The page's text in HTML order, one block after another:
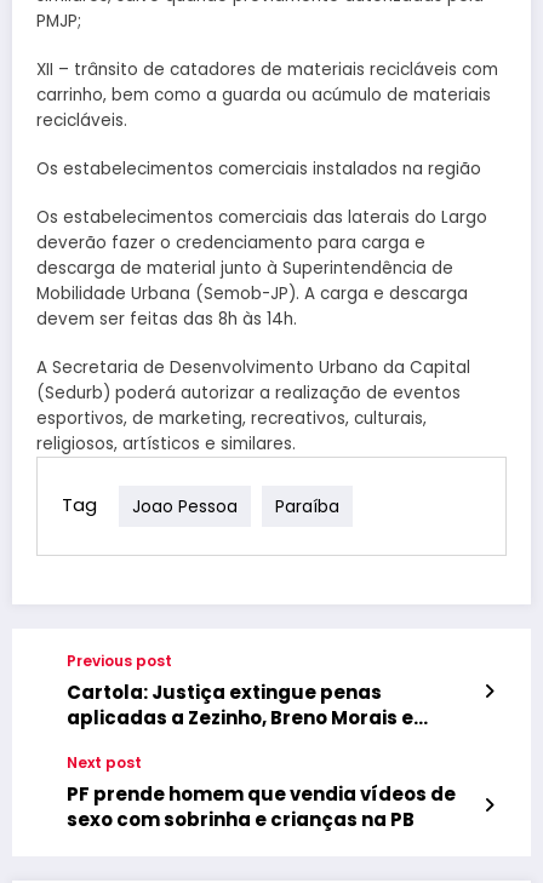
PMJP;
XII – trânsito de catadores de materiais recicláveis com
carrinho, bem como a guarda ou acúmulo de materiais
recicláveis.
Os estabelecimentos comerciais instalados na região
Os estabelecimentos comerciais das laterais do Largo
deverão fazer o credenciamento para carga e
descarga de material junto à Superintendência de
Mobilidade Urbana (Semob-JP). A carga e descarga
devem ser feitas das 8h às 14h.
A Secretaria de Desenvolvimento Urbano da Capital
(Sedurb) poderá autorizar a realização de eventos
esportivos, de marketing, recreativos, culturais,
religiosos, artísticos e similares.
Tag Joao Pessoa Paraíba
Previous post
Cartola: Justiça extingue penas
aplicadas a Zezinho, Breno Morais e
Next post
PF prende homem que vendia vídeos de
sexo com sobrinha e crianças na PB